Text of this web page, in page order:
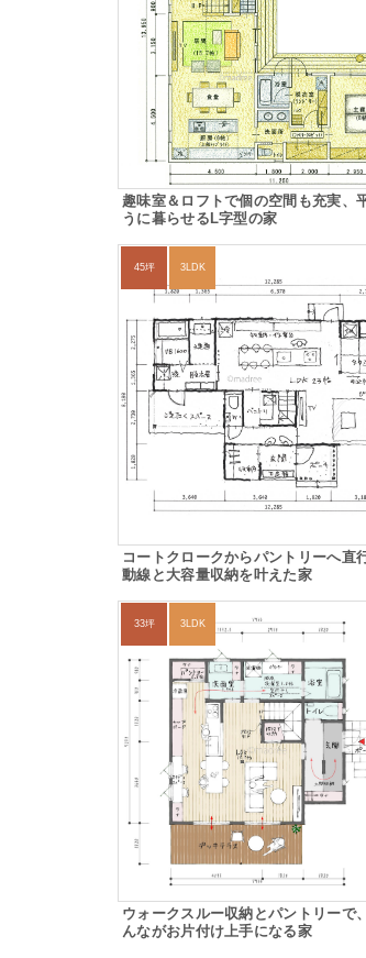
趣味室＆ロフトで個の空間も充実、
うに暮らせるL字型の家
45坪 3LDK
コートクロークからパントリーへ直
動線と大容量収納を叶えた家
33坪 3LDK
ウォークスルー収納とパントリーで
んながお片付け上手になる家